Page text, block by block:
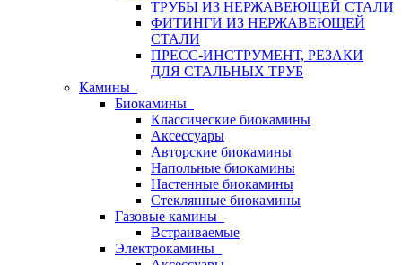
ТРУБЫ ИЗ НЕРЖАВЕЮЩЕЙ СТАЛИ
ФИТИНГИ ИЗ НЕРЖАВЕЮЩЕЙ
СТАЛИ
ПРЕСС-ИНСТРУМЕНТ, РЕЗАКИ
ДЛЯ СТАЛЬНЫХ ТРУБ
Камины
Биокамины
Классические биокамины
Аксессуары
Авторские биокамины
Напольные биокамины
Настенные биокамины
Стеклянные биокамины
Газовые камины
Встраиваемые
Электрокамины